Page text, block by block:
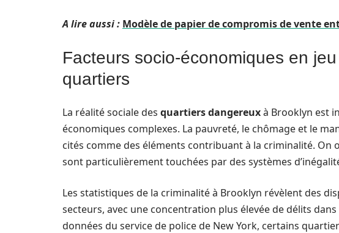
A lire aussi : Modèle de papier de compromis de vente
Facteurs socio-économiques en
quartiers
La réalité sociale des quartiers dangereuxà Brooklyn est
économiques complexes. La pauvreté, le chômage et le
cités comme des éléments contribuant à la criminalité. On
sont particulièrement touchées par des systèmes
Les statistiques de la criminalité à Brooklyn révèlent des
secteurs, avec une concentration plus élevée de délits
données du service de police de New York, certains